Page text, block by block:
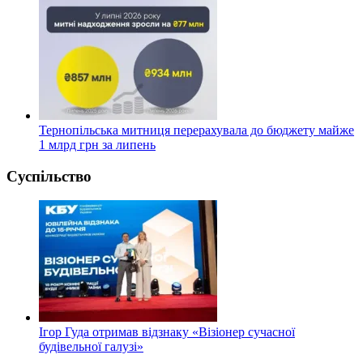
Тернопільська митниця перерахувала до бюджету майже
1 млрд грн за липень
Суспільство
Ігор Гуда отримав відзнаку «Візіонер сучасної
будівельної галузі»